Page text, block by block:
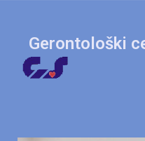
Gerontološki